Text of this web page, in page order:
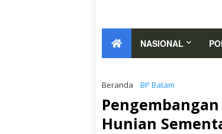
NASIONAL
Beranda BP Batam
Hunian